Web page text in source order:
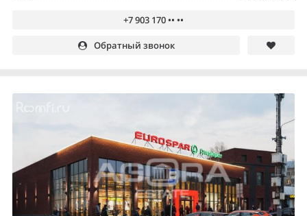
+7 903 170 •• ••
Обратный звонок